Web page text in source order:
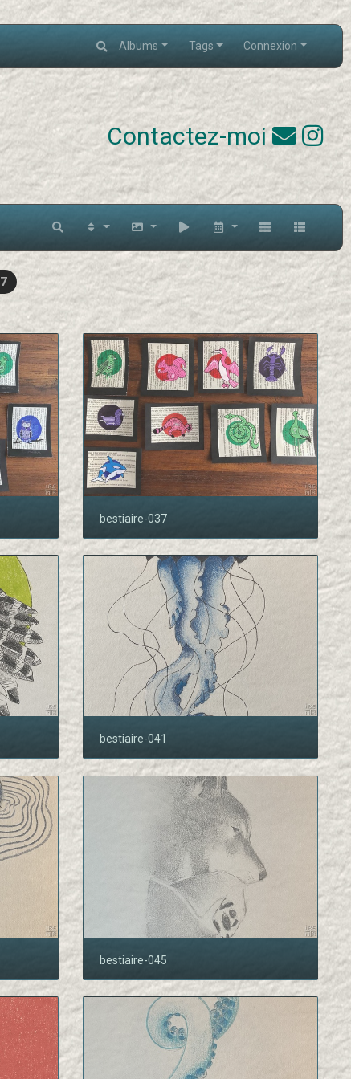
Albums Tags Connexion
Contactez-moi
7
bestiaire-037
bestiaire-041
bestiaire-045